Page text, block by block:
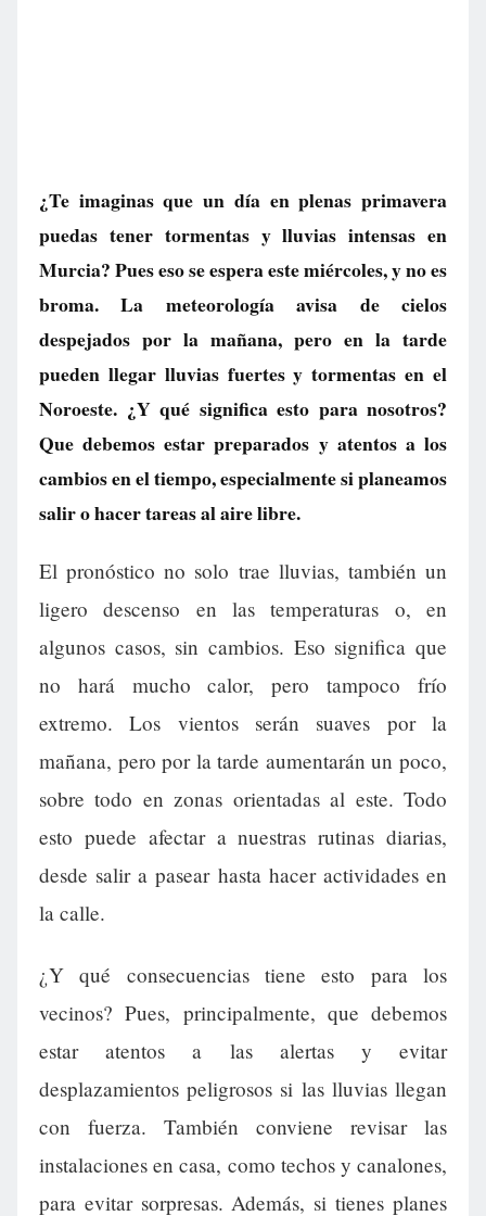
¿Te imaginas que un día en plenas primavera
puedas tener tormentas y lluvias intensas en
Murcia? Pues eso se espera este miércoles, y no es
broma. La meteorología avisa de cielos
despejados por la mañana, pero en la tarde
pueden llegar lluvias fuertes y tormentas en el
Noroeste. ¿Y qué significa esto para nosotros?
Que debemos estar preparados y atentos a los
cambios en el tiempo, especialmente si planeamos
salir o hacer tareas al aire libre.
El pronóstico no solo trae lluvias, también un
ligero descenso en las temperaturas o, en
algunos casos, sin cambios. Eso significa que
no hará mucho calor, pero tampoco frío
extremo. Los vientos serán suaves por la
mañana, pero por la tarde aumentarán un poco,
sobre todo en zonas orientadas al este. Todo
esto puede afectar a nuestras rutinas diarias,
desde salir a pasear hasta hacer actividades en
la calle.
¿Y qué consecuencias tiene esto para los
vecinos? Pues, principalmente, que debemos
estar atentos a las alertas y evitar
desplazamientos peligrosos si las lluvias llegan
con fuerza. También conviene revisar las
instalaciones en casa, como techos y canalones,
para evitar sorpresas. Además, si tienes planes